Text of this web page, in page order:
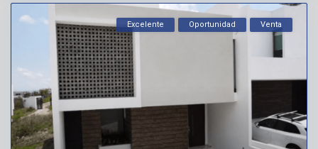
Excelente Oportunidad Venta